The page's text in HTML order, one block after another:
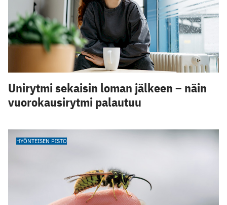
Unirytmi sekaisin loman jälkeen – näin
vuorokausirytmi palautuu
HYÖNTEISEN PISTO